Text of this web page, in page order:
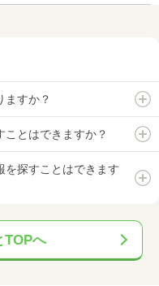
ますか？
とはできますか？
を探すことはできます
TOPへ